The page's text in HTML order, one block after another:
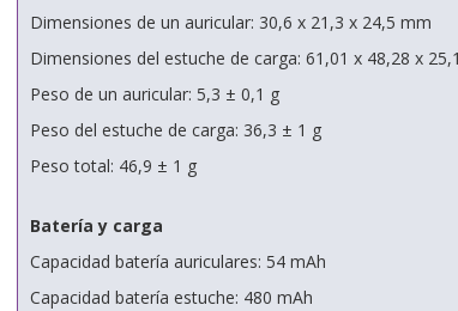
Dimensiones de un auricular: 30,6 x 21,3 x 24,5 mm
Dimensiones del estuche de carga: 61,01 x 48,28 x
Peso de un auricular: 5,3 ± 0,1 g
Peso del estuche de carga: 36,3 ± 1 g
Peso total: 46,9 ± 1 g
Batería y carga
Capacidad batería auriculares: 54 mAh
Capacidad batería estuche: 480 mAh